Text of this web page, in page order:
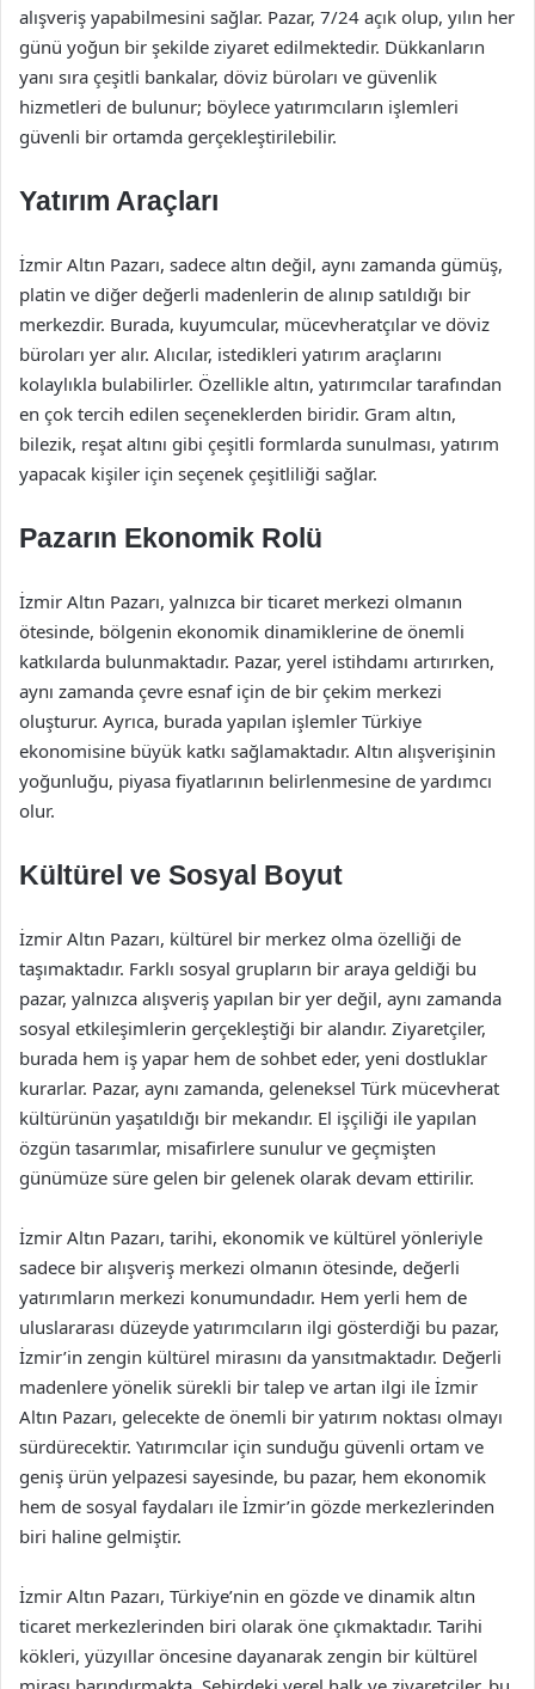
alışveriş yapabilmesini sağlar. Pazar, 7/24 açık olup, yılın her
günü yoğun bir şekilde ziyaret edilmektedir. Dükkanların
yanı sıra çeşitli bankalar, döviz büroları ve güvenlik
hizmetleri de bulunur; böylece yatırımcıların işlemleri
güvenli bir ortamda gerçekleştirilebilir.
Yatırım Araçları
İzmir Altın Pazarı, sadece altın değil, aynı zamanda gümüş,
platin ve diğer değerli madenlerin de alınıp satıldığı bir
merkezdir. Burada, kuyumcular, mücevheratçılar ve döviz
büroları yer alır. Alıcılar, istedikleri yatırım araçlarını
kolaylıkla bulabilirler. Özellikle altın, yatırımcılar tarafından
en çok tercih edilen seçeneklerden biridir. Gram altın,
bilezik, reşat altını gibi çeşitli formlarda sunulması, yatırım
yapacak kişiler için seçenek çeşitliliği sağlar.
Pazarın Ekonomik Rolü
İzmir Altın Pazarı, yalnızca bir ticaret merkezi olmanın
ötesinde, bölgenin ekonomik dinamiklerine de önemli
katkılarda bulunmaktadır. Pazar, yerel istihdamı artırırken,
aynı zamanda çevre esnaf için de bir çekim merkezi
oluşturur. Ayrıca, burada yapılan işlemler Türkiye
ekonomisine büyük katkı sağlamaktadır. Altın alışverişinin
yoğunluğu, piyasa fiyatlarının belirlenmesine de yardımcı
olur.
Kültürel ve Sosyal Boyut
İzmir Altın Pazarı, kültürel bir merkez olma özelliği de
taşımaktadır. Farklı sosyal grupların bir araya geldiği bu
pazar, yalnızca alışveriş yapılan bir yer değil, aynı zamanda
sosyal etkileşimlerin gerçekleştiği bir alandır. Ziyaretçiler,
burada hem iş yapar hem de sohbet eder, yeni dostluklar
kurarlar. Pazar, aynı zamanda, geleneksel Türk mücevherat
kültürünün yaşatıldığı bir mekandır. El işçiliği ile yapılan
özgün tasarımlar, misafirlere sunulur ve geçmişten
günümüze süre gelen bir gelenek olarak devam ettirilir.
İzmir Altın Pazarı, tarihi, ekonomik ve kültürel yönleriyle
sadece bir alışveriş merkezi olmanın ötesinde, değerli
yatırımların merkezi konumundadır. Hem yerli hem de
uluslararası düzeyde yatırımcıların ilgi gösterdiği bu pazar,
İzmir’in zengin kültürel mirasını da yansıtmaktadır. Değerli
madenlere yönelik sürekli bir talep ve artan ilgi ile İzmir
Altın Pazarı, gelecekte de önemli bir yatırım noktası olmayı
sürdürecektir. Yatırımcılar için sunduğu güvenli ortam ve
geniş ürün yelpazesi sayesinde, bu pazar, hem ekonomik
hem de sosyal faydaları ile İzmir’in gözde merkezlerinden
biri haline gelmiştir.
İzmir Altın Pazarı, Türkiye’nin en gözde ve dinamik altın
ticaret merkezlerinden biri olarak öne çıkmaktadır. Tarihi
kökleri, yüzyıllar öncesine dayanarak zengin bir kültürel